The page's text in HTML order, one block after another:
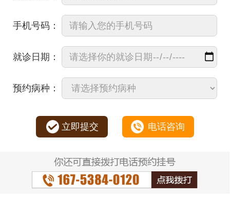
手机号码：
就诊日期：
预约病种：
立即提交 电话咨询